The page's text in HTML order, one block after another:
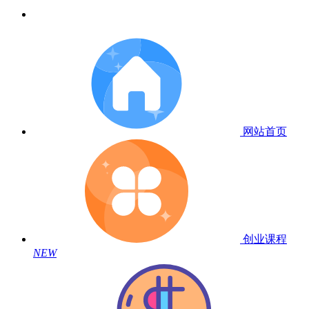
网站首页
创业课程
NEW